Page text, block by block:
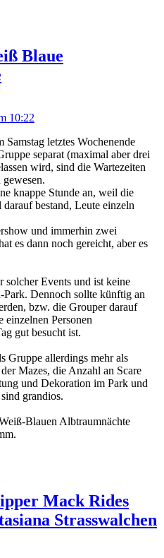
Blaue
10:22
letztes Wochenende
separat (maximal aber drei
wird, sind die Wartezeiten
knappe Stunde an, weil die
bestand, Leute einzeln
und immerhin zwei
es dann noch gereicht, aber es
Events und ist keine
Park. Dennoch sollte künftig an
bzw. die Grouper darauf
einzelnen Personen
gut besucht ist.
Gruppe allerdings mehr als
Mazes, die Anzahl an Scare
und Dekoration im Park und
grandios.
Blauen Albtraumnächte
Mack Rides
Strasswalchen